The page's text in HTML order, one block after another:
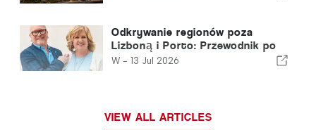
Odkrywanie regionów poza
Lizboną i Porto: Przewodnik po
północnej Portugalii i Srebrnym
W - 13 Jul 2026
VIEW ALL ARTICLES